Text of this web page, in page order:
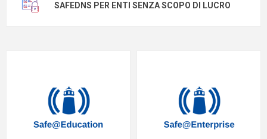
SAFEDNS PER ENTI SENZA SCOPO DI LUCRO